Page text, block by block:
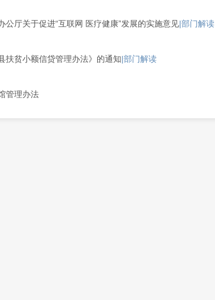
公厅关于促进“互联网 医疗健康”发展的实施意见|部门解读
扶贫小额信贷管理办法》的通知|部门解读
管理办法